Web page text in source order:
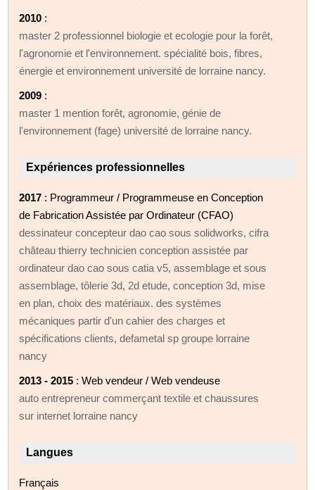
2010 :
master 2 professionnel biologie et ecologie pour la forêt,
l'agronomie et l'environnement. spécialité bois, fibres,
énergie et environnement université de lorraine nancy.
2009 :
master 1 mention forêt, agronomie, génie de
l'environnement (fage) université de lorraine nancy.
Expériences professionnelles
2017 : Programmeur / Programmeuse en Conception
de Fabrication Assistée par Ordinateur (CFAO)
dessinateur concepteur dao cao sous solidworks, cifra
château thierry technicien conception assistée par
ordinateur dao cao sous catia v5, assemblage et sous
assemblage, tôlerie 3d, 2d etude, conception 3d, mise
en plan, choix des matériaux. des systèmes
mécaniques partir d'un cahier des charges et
spécifications clients, defametal sp groupe lorraine
nancy
2013 - 2015 : Web vendeur / Web vendeuse
auto entrepreneur commerçant textile et chaussures
sur internet lorraine nancy
Langues
Français